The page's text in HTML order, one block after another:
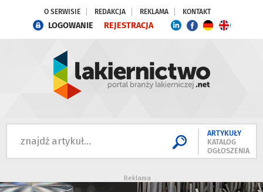
O SERWISIE REDAKCJA REKLAMA KONTAKT
LOGOWANIE REJESTRACJA
ARTYKUŁY
KATALOG
OGŁOSZENIA
Reklama